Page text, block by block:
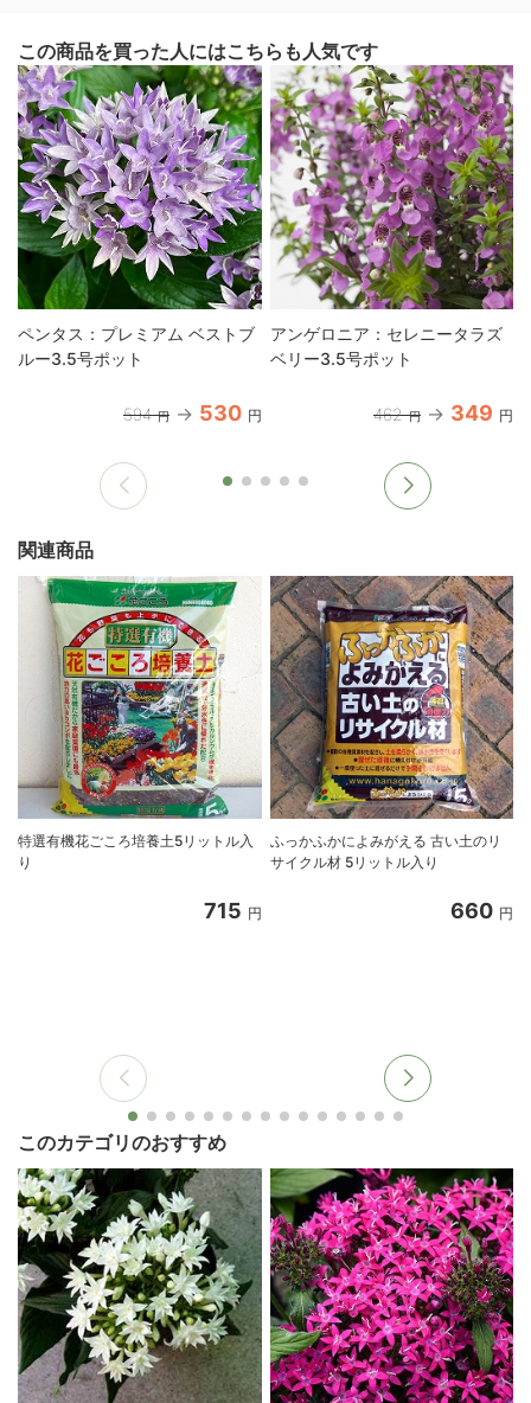
この商品を買った人にはこちらも人気です
ペンタス：プレミアム ベストブ
ルー3.5号ポット
594 円 530 円
アンゲロニア：セレニータラズ
ベリー3.5号ポット
462 円 349 円
関連商品
特選有機花ごころ培養土5リットル入
り
715 円
ふっかふかによみがえる 古い土のリ
サイクル材 5リットル入り
660 円
このカテゴリのおすすめ